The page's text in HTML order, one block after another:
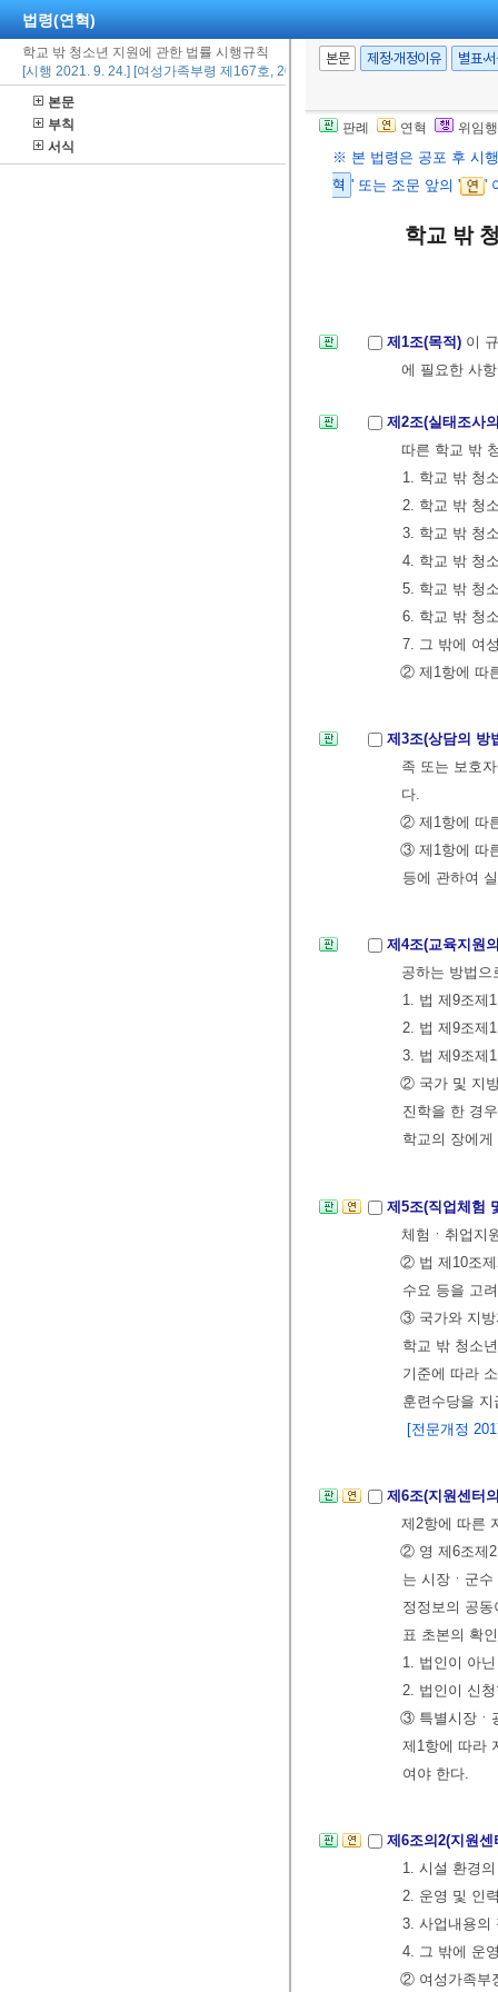
법령(연혁)
학교 밖 청소년 지원에 관한 법률 시행규칙
[시행 2021. 9. 24.] [여성가족부령 제167호, 2021. 9. 17., 일부개정]
본문
부칙
서식
본문 제정·개정이유 별표·
판례 연혁 위임
※ 본 법령은 공포 후 시
혁 ' 또는 조문 앞의 ' '
학교 밖
제1조(목적) 이
에 필요한 사
제2조(실태조사
따른 학교 밖
1. 학교 밖 청
2. 학교 밖 청
3. 학교 밖 청
4. 학교 밖 청
5. 학교 밖 청
6. 학교 밖 청
7. 그 밖에 여
② 제1항에 따
제3조(상담의 방
족 또는 보호
다.
② 제1항에 따
③ 제1항에 따
등에 관하여
제4조(교육지원
공하는 방법으
1. 법 제9조제
2. 법 제9조제
3. 법 제9조제
② 국가 및 지
진학을 한 경
학교의 장에
제5조(직업체험
체험ㆍ취업지
② 법 제10조제
수요 등을 고
③ 국가와 지방
학교 밖 청소
기준에 따라
훈련수당을
[전문개정
제6조(지원센터
제2항에 따른
② 영 제6조제2
는 시장ㆍ군
정정보의 공
표 초본의 확
1. 법인이 아
2. 법인이 신
③ 특별시장ㆍ
제1항에 따라
여야 한다.
제6조의2(지원
1. 시설 환경
2. 운영 및 인
3. 사업내용의
4. 그 밖에 운
② 여성가족부